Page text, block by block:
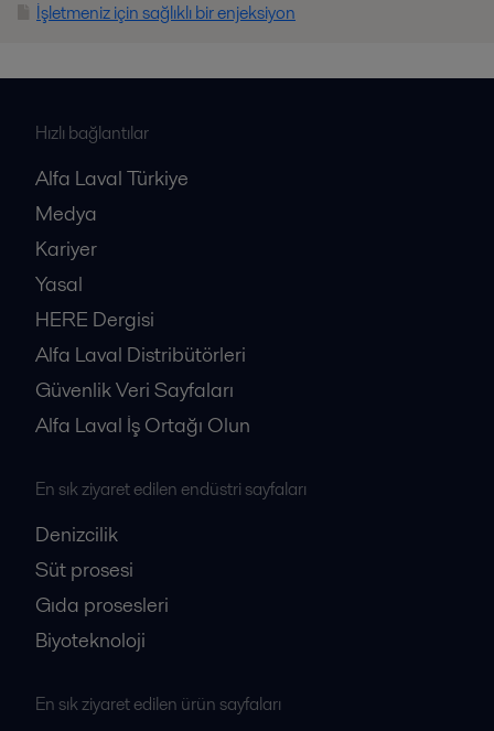
İşletmeniz için sağlıklı bir enjeksiyon
Hızlı bağlantılar
Alfa Laval Türkiye
Medya
Kariyer
Yasal
HERE Dergisi
Alfa Laval Distribütörleri
Güvenlik Veri Sayfaları
Alfa Laval İş Ortağı Olun
En sık ziyaret edilen endüstri sayfaları
Denizcilik
Süt prosesi
Gıda prosesleri
Biyoteknoloji
En sık ziyaret edilen ürün sayfaları